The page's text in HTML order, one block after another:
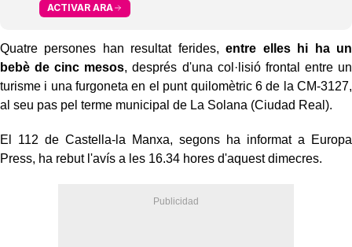
ACTIVAR ARA
Quatre persones han resultat ferides,entre elles hi ha un
bebè de cinc mesos, després d'una col·lisió frontal entre un
turisme i una furgoneta en el punt quilomètric 6 de la CM-3127,
al seu pas pel terme municipal de La Solana (Ciudad Real).
El 112 de Castella-la Manxa, segons ha informat a Europa
Press, ha rebut l'avís a les 16.34 hores d'aquest dimecres.